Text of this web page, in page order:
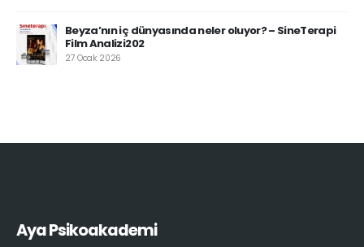
Beyza’nın iç dünyasında neler oluyor? – SineTerapi
Film Analizi202
27 Ocak 2026
Aya Psikoakademi